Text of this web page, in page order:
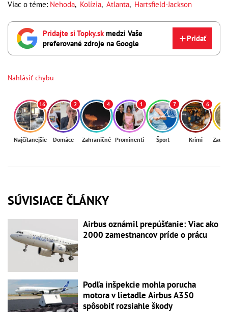
Viac o téme: Nehoda, Kolízia, Atlanta, Hartsfield-Jackson
Pridajte si Topky.sk medzi Vaše
preferované zdroje na Google
Pridať
Nahlásiť chybu
16
Najčítanejšie
2
Domáce
4
Zahraničné
1
Prominenti
7
Šport
6
Krimi
SÚVISIACE ČLÁNKY
Airbus oznámil prepúšťanie: Viac ako
2000 zamestnancov príde o prácu
Podľa inšpekcie mohla porucha
motora v lietadle Airbus A350
spôsobiť rozsiahle škody